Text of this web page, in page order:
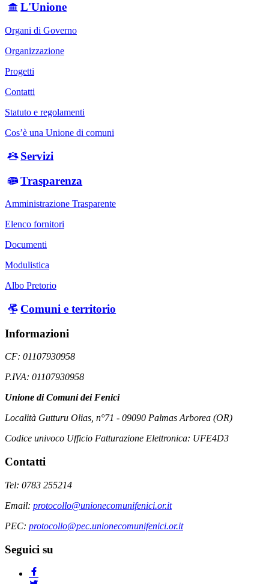
L'Unione
Organi di Governo
Organizzazione
Progetti
Contatti
Statuto e regolamenti
Cos’è una Unione di comuni
Servizi
Trasparenza
Amministrazione Trasparente
Elenco fornitori
Documenti
Modulistica
Albo Pretorio
Comuni e territorio
Informazioni
CF: 01107930958
P.IVA: 01107930958
Unione di Comuni dei Fenici
Località Gutturu Olias, n°71 - 09090 Palmas Arborea (OR)
Codice univoco Ufficio Fatturazione Elettronica: UFE4D3
Contatti
Tel: 0783 255214
Email: protocollo@unionecomunifenici.or.it
PEC: protocollo@pec.unionecomunifenici.or.it
Seguici su